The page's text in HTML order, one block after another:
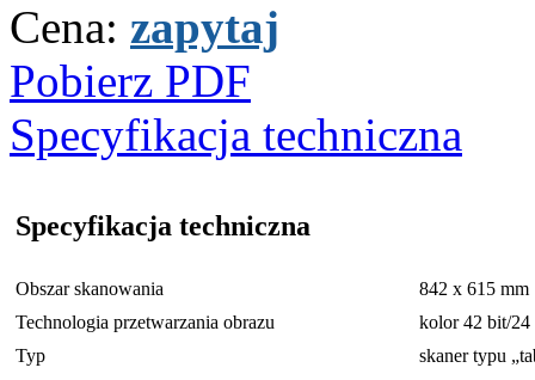
Cena: zapytaj
Pobierz PDF
Specyfikacja techniczna
Specyfikacja techniczna
Obszar skanowania
842 x 615 mm
Technologia przetwarzania obrazu
kolor 42 bit/24
Typ
skaner typu